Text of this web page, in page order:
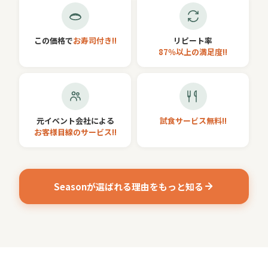
この価格でお寿司付き!!
リピート率
87％以上の満足度!!
元イベント会社による
お客様目線のサービス!!
試食サービス無料!!
Seasonが選ばれる理由をもっと知る